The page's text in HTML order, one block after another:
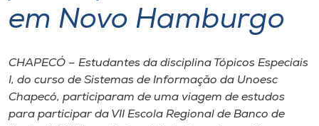
Atendimento ao Estudante
Portal de Ensino
A
Unoesc
em Novo Hamburgo
CHAPECÓ – Estudantes da disciplina Tópicos Especiais
I, do curso de Sistemas de Informação da Unoesc
Chapecó, participaram de uma viagem de estudos
para participar da VII Escola Regional de Banco de